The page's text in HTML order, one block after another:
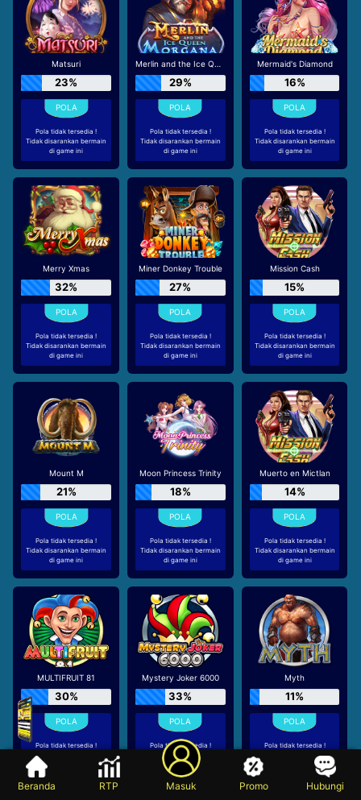
Matsuri
23%
Pola tidak tersedia !
Tidak disarankan bermain
di game ini
Merlin and the Ice Queen Morgana
29%
Pola tidak tersedia !
Tidak disarankan bermain
di game ini
Mermaid's Diamond
16%
Pola tidak tersedia !
Tidak disarankan bermain
di game ini
Merry Xmas
32%
Pola tidak tersedia !
Tidak disarankan bermain
di game ini
Miner Donkey Trouble
27%
Pola tidak tersedia !
Tidak disarankan bermain
di game ini
Mission Cash
15%
Pola tidak tersedia !
Tidak disarankan bermain
di game ini
Mount M
21%
Pola tidak tersedia !
Tidak disarankan bermain
di game ini
Moon Princess Trinity
18%
Pola tidak tersedia !
Tidak disarankan bermain
di game ini
Muerto en Mictlan
14%
Pola tidak tersedia !
Tidak disarankan bermain
di game ini
MULTIFRUIT 81
30%
Pola tidak tersedia !
Tidak disarankan bermain
Mystery Joker 6000
33%
Pola tidak tersedia !
Tidak disarankan bermain
di game ini
Myth
11%
Pola tidak tersedia !
Tidak disarankan bermain
Beranda RTP Masuk Promo Hubungi